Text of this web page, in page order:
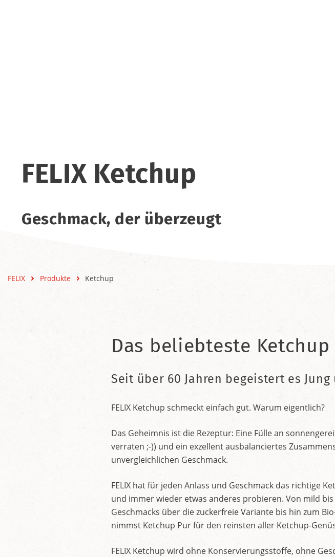
FELIX Ketchup
Geschmack, der überzeugt
FELIX Produkte Ketchup
Das beliebteste Ketchup
Seit über 60 Jahren begeistert es Jung
FELIX Ketchup schmeckt einfach gut. Warum eigentlich?
Das Geheimnis ist die Rezeptur: Eine Fülle an
verraten ;-)) und ein exzellent ausbalanciertes
unvergleichlichen Geschmack.
FELIX hat für jeden Anlass und Geschmack das richtige
und immer wieder etwas anderes probieren. Von mild
Geschmacks über die zuckerfreie Variante bis hin zum
nimmst Ketchup Pur für den reinsten aller Ketchup-
FELIX Ketchup wird ohne Konservierungsstoffe, ohne